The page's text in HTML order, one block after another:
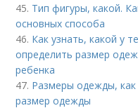
45. Тип фигуры, какой.
основных способа
46. Как узнать, какой у
определить размер
ребенка
47. Размеры одежды, как
размер одежды